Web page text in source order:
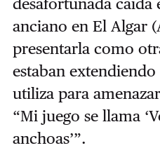
anciano en El Algar
presentarla como
estaban
utiliza para
“Mi juego se llama
anchoas’”.